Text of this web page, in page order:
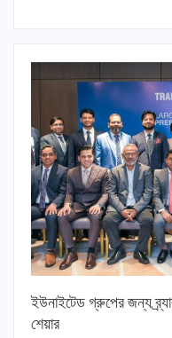
ইউনাইটেড গ্রুপের জন্য
শেয়ার